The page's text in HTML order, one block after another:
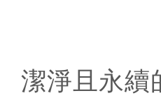
潔淨且永續